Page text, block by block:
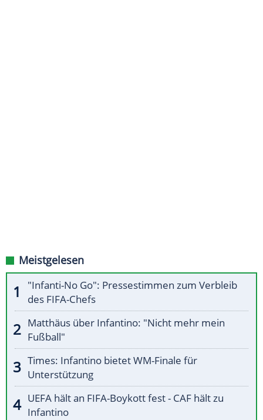
Meistgelesen
"Infanti-No Go": Pressestimmen zum Verbleib
des FIFA-Chefs
Matthäus über Infantino: "Nicht mehr mein
Fußball"
Times: Infantino bietet WM-Finale für
Unterstützung
UEFA hält an FIFA-Boykott fest - CAF hält zu
Infantino